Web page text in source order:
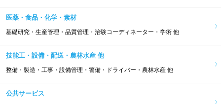
医薬・食品・化学・素材
基礎研究・生産管理・品質管理・治験コーディネーター・学術 他
技能工・設備・配送・農林水産 他
整備・製造・工事・設備管理・警備・ドライバー・農林水産 他
公共サービス